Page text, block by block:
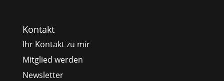
Kontakt
Ihr Kontakt zu mir
Mitglied werden
Newsletter